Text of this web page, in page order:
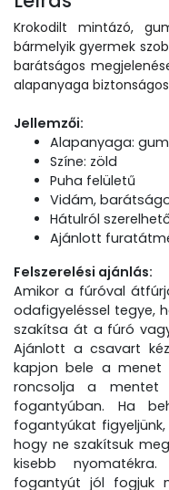
Krokodilt mintázó,
bármelyik gyermek
barátságos
alapanyaga
Jellemzői:
Alapanyaga:
Színe: zöld
Puha felületű
Vidám,
Hátulról
Ajánlott
Felszerelési ajánlás:
Amikor a fúróval
odafigyeléssel tegye,
szakítsa át a fúró
Ajánlott a csavart
kapjon bele a menet
roncsolja a
fogantyúban. Ha
fogantyúkat
hogy ne szakítsuk
kisebb
fogantyút jól fogjuk